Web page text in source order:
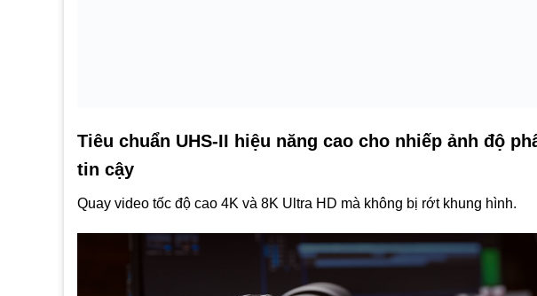
Tiêu chuẩn UHS-II hiệu năng cao cho nhiếp ảnh độ
tin cậy
Quay video tốc độ cao 4K và 8K Ultra HD mà không bị rớt khung hình.